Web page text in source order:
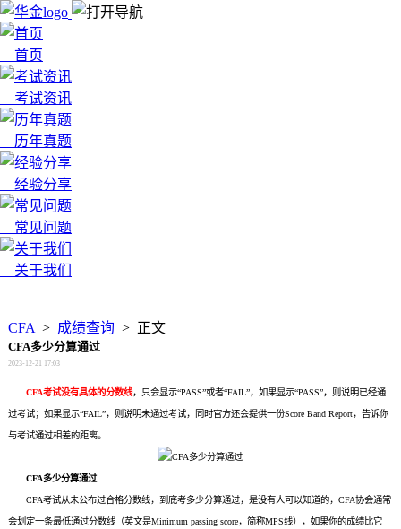
首页
考试资讯
历年真题
经验分享
常见问题
关于我们
CFA > 成绩查询 > 正文
CFA多少分算通过
2023-12-21 17:03
CFA考试没有具体的分数线，只会显示“PASS”或者“FAIL”，如果显示“PASS”，则说明已经通
过考试；如果显示“FAIL”，则说明未通过考试，同时官方还会提供一份Score Band Report，告诉你
与考试通过相差的距离。
CFA多少分算通过
CFA考试从未公布过合格分数线，到底考多少分算通过，是没有人可以知道的，CFA协会通常
会划定一条最低通过分数线（英文是Minimum passing score，简称MPS线），如果你的成绩比它